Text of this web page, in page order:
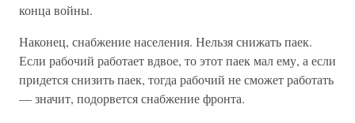
конца войны.
Наконец, снабжение населения. Нельзя снижать паек.
Если рабочий работает вдвое, то этот паек мал ему, а если
придется снизить паек, тогда рабочий не сможет работать
— значит, подорвется снабжение фронта.